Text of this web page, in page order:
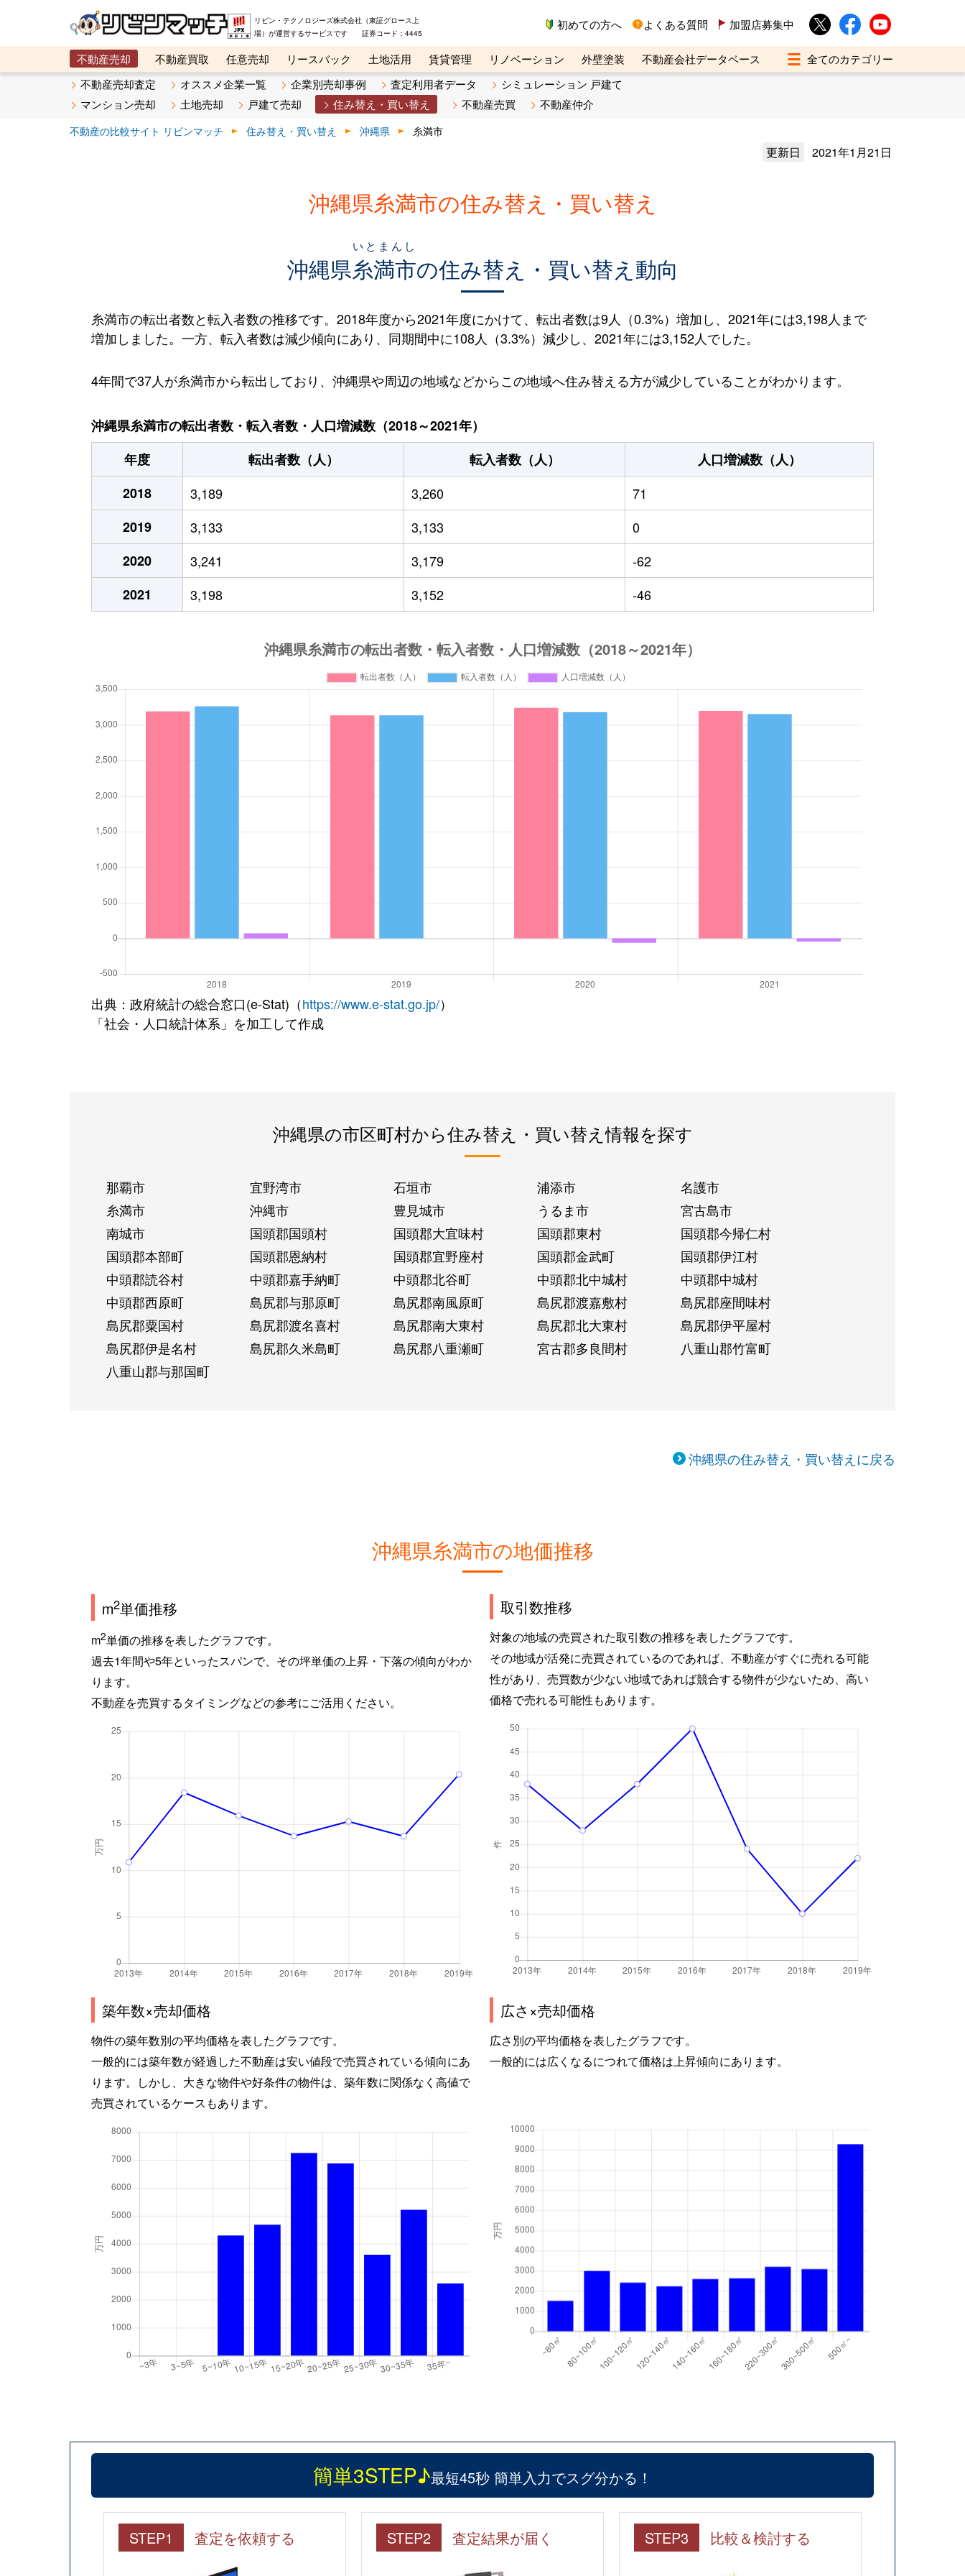
リビン・テクノロジーズ株式会社（東証グロース上
場）が運営するサービスです 証券コード：4445
初めての方へ よくある質問 加盟店募集中
不動産売却 不動産買取 任意売却 リースバック 土地活用 賃貸管理 リノベーション 外壁塗装
不動産会社データベース
メタ住宅展示場
ベスト不動産カンパニー オンライン講座 リビンマガジンBiz 不動産売却ご相談デスク
不動産売却査定 オススメ企業一覧 企業別売却事例 査定利用者データ
シミュレーション 戸建て
マンション売却
土地売却 戸建て売却 住み替え・買い替え 不動産売買 不動産仲介
不動産の比較サイト リビンマッチ 住み替え・買い替え 沖縄県 糸満市
更新日 2021年1月21日
沖縄県糸満市の住み替え・買い替え
沖縄県糸満市
いとまんし
の住み替え・買い替え動向
糸満市の転出者数と転入者数の推移です。2018年度から2021年度にかけて、転出者数は9人（0.3%）増加し、2021年には3,198人まで
増加しました。一方、転入者数は減少傾向にあり、同期間中に108人（3.3%）減少し、2021年には3,152人でした。
4年間で37人が糸満市から転出しており、沖縄県や周辺の地域などからこの地域へ住み替える方が減少していることがわかります。
沖縄県糸満市の転出者数・転入者数・人口増減数（2018～2021年）
年度
転出者数（人） 転入者数（人）
人口増減数（人）
2018
3,189 3,260
71
2019
3,133 3,133
0
2020
3,241 3,179
-62
2021
3,198 3,152 -46
出典：政府統計の総合窓口(e-Stat)（https://www.e-stat.go.jp/）
「社会・人口統計体系」を加工して作成
沖縄県の市区町村から住み替え・買い替え情報を探す
那覇市 宜野湾市 石垣市 浦添市
名護市
糸満市
沖縄市 豊見城市 うるま市
宮古島市
南城市
国頭郡国頭村 国頭郡大宜味村 国頭郡東村
国頭郡今帰仁村
国頭郡本部町
国頭郡恩納村 国頭郡宜野座村 国頭郡金武町
国頭郡伊江村
中頭郡読谷村
中頭郡嘉手納町 中頭郡北谷町 中頭郡北中城村
中頭郡中城村
中頭郡西原町
島尻郡与那原町 島尻郡南風原町 島尻郡渡嘉敷村
島尻郡座間味村
島尻郡粟国村
島尻郡渡名喜村 島尻郡南大東村 島尻郡北大東村
島尻郡伊平屋村
島尻郡伊是名村
島尻郡久米島町 島尻郡八重瀬町 宮古郡多良間村
八重山郡竹富町
八重山郡与那国町
沖縄県の住み替え・買い替えに戻る
沖縄県糸満市の地価推移
m2単価推移
m2単価の推移を表したグラフです。
過去1年間や5年といったスパンで、その坪単価の上昇・下落の傾向がわか
ります。
不動産を売買するタイミングなどの参考にご活用ください。
取引数推移
対象の地域の売買された取引数の推移を表したグラフです。
その地域が活発に売買されているのであれば、不動産がすぐに売れる可能
性があり、売買数が少ない地域であれば競合する物件が少ないため、高い
価格で売れる可能性もあります。
築年数×売却価格
物件の築年数別の平均価格を表したグラフです。
一般的には築年数が経過した不動産は安い値段で売買されている傾向にあ
ります。しかし、大きな物件や好条件の物件は、築年数に関係なく高値で
売買されているケースもあります。
広さ×売却価格
広さ別の平均価格を表したグラフです。
一般的には広くなるにつれて価格は上昇傾向にあります。
簡単3STEP♪最短45秒 簡単入力でスグ分かる！
STEP1 査定を依頼する STEP2 査定結果が届く STEP3 比較＆検討する